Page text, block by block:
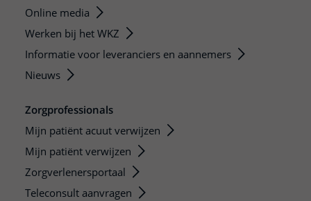
Online media
Werken bij het WKZ
Informatie voor leveranciers en aannemers
Nieuws
Zorgprofessionals
Mijn patiënt acuut verwijzen
Mijn patiënt verwijzen
Zorgverlenersportaal
Teleconsult aanvragen